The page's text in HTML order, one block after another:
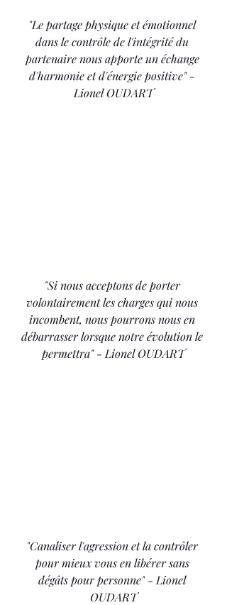
"Le partage physique et émotionnel
dans le contrôle de l'intégrité du
partenaire nous apporte un échange
d'harmonie et d'énergie positive" -
Lionel OUDART
"Si nous acceptons de porter
volontairement les charges qui nous
incombent, nous pourrons nous en
débarrasser lorsque notre évolution le
permettra" - Lionel OUDART
"Canaliser l'agression et la contrôler
pour mieux vous en libérer sans
dégâts pour personne" - Lionel
OUDART